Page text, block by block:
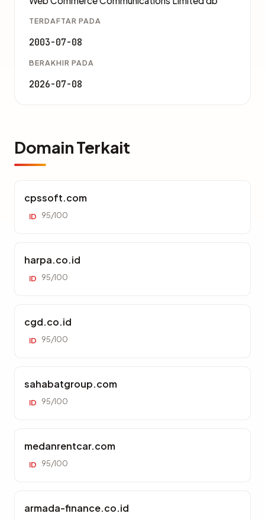
TERDAFTAR PADA
2003-07-08
BERAKHIR PADA
2026-07-08
Domain Terkait
cpssoft.com
ID 95/100
harpa.co.id
ID 95/100
cgd.co.id
ID 95/100
sahabatgroup.com
ID 95/100
medanrentcar.com
ID 95/100
armada-finance.co.id